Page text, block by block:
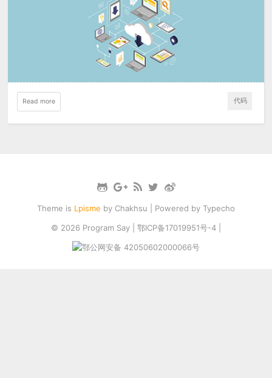
Read more 代码
Theme is Lpisme by Chakhsu | Powered by Typecho
© 2026 Program Say 鄂ICP备17019951号-4
鄂公网安备 42050602000066号